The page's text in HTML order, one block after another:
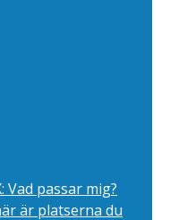
Vad passar mig?
är platserna du